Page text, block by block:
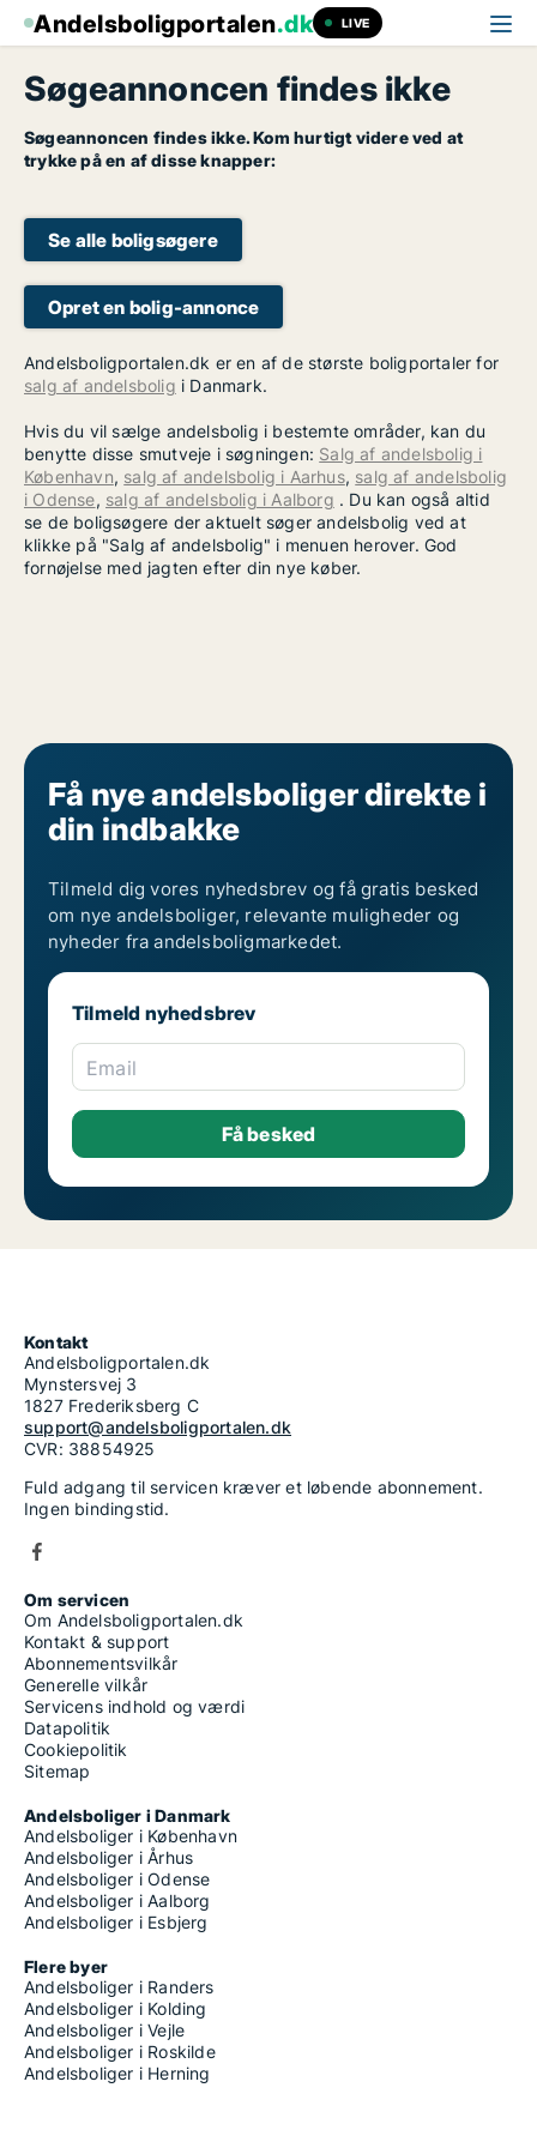
Andelsboligportalen.dk LIVE
Søgeannoncen findes ikke
Søgeannoncen findes ikke. Kom hurtigt videre ved at
trykke på en af disse knapper:
Se alle boligsøgere
Opret en bolig-annonce
Andelsboligportalen.dk er en af de største boligportaler for
salg af andelsbolig i Danmark.
Hvis du vil sælge andelsbolig i bestemte områder, kan du
benytte disse smutveje i søgningen: Salg af andelsbolig i
København, salg af andelsbolig i Aarhus, salg af andelsbolig
i Odense, salg af andelsbolig i Aalborg . Du kan også altid
se de boligsøgere der aktuelt søger andelsbolig ved at
klikke på "Salg af andelsbolig" i menuen herover. God
fornøjelse med jagten efter din nye køber.
Få nye andelsboliger direkte i
din indbakke
Tilmeld dig vores nyhedsbrev og få gratis besked
om nye andelsboliger, relevante muligheder og
nyheder fra andelsboligmarkedet.
Tilmeld nyhedsbrev
Email
Kontakt
Andelsboligportalen.dk
Mynstersvej 3
1827 Frederiksberg C
support@andelsboligportalen.dk
CVR: 38854925
Fuld adgang til servicen kræver et løbende abonnement.
Ingen bindingstid.
Om servicen
Om Andelsboligportalen.dk
Kontakt & support
Abonnementsvilkår
Generelle vilkår
Servicens indhold og værdi
Datapolitik
Cookiepolitik
Sitemap
Andelsboliger i Danmark
Andelsboliger i København
Andelsboliger i Århus
Andelsboliger i Odense
Andelsboliger i Aalborg
Andelsboliger i Esbjerg
Flere byer
Andelsboliger i Randers
Andelsboliger i Kolding
Andelsboliger i Vejle
Andelsboliger i Roskilde
Andelsboliger i Herning